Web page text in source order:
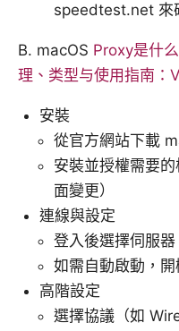
speedtest.net 來
B. macOS Proxy是什
理、类型与使用指南：
安裝
從官方網站下載
安裝並授權需要
面變更）
連線與設定
登入後選擇伺服
如需自動啟動，
高階設定
選擇協議（如